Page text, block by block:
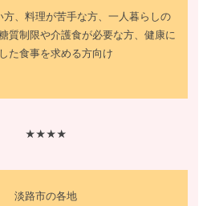
方、料理が苦手な方、一人暮らしの
質制限や介護食が必要な方、健康に
た食事を求める方向け
★★★★
淡路市の各地